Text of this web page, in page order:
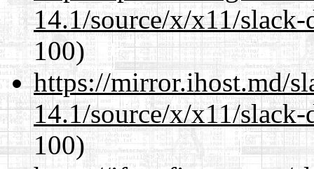
14.1/source/x/x11/
100)
https://mirror.ihost.md/
14.1/source/x/x11/
100)